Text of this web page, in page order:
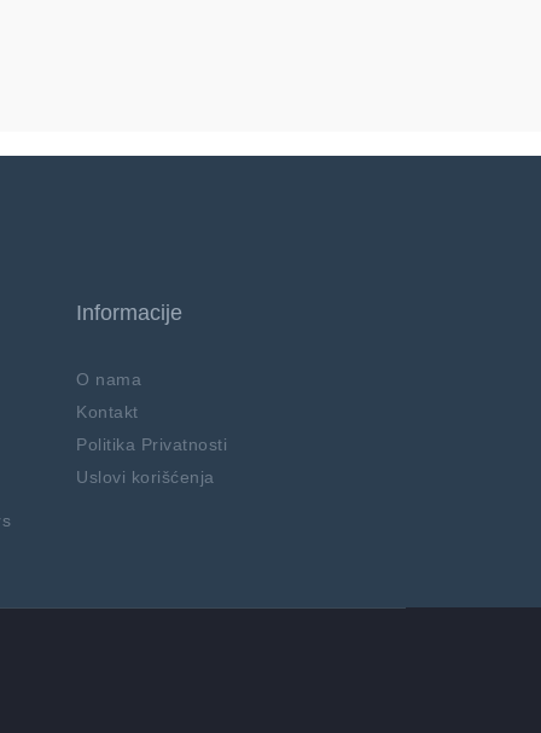
Informacije
O nama
Kontakt
Politika Privatnosti
Uslovi korišćenja